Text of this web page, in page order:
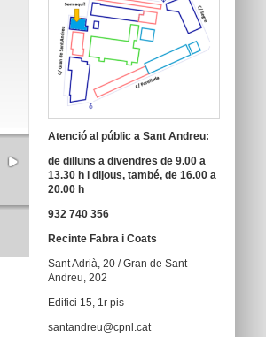
Atenció al públic a Sant Andreu:
de dilluns a divendres de 9.00 a
13.30 h i dijous, també, de 16.00 a
20.00 h
932 740 356
Recinte Fabra i Coats
Sant Adrià, 20 / Gran de Sant
Andreu, 202
Edifici 15, 1r pis
santandreu@cpnl.cat